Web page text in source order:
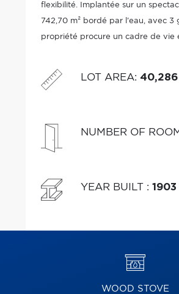
flexibilité. Implantée sur un
742,70 m² bordé par l'eau, avec 3
propriété procure un cadre de vie
d'acquérir une demeure distinctive
LOT AREA: 40,286
NUMBER OF
YEAR BUILT : 1903
WOOD STOVE